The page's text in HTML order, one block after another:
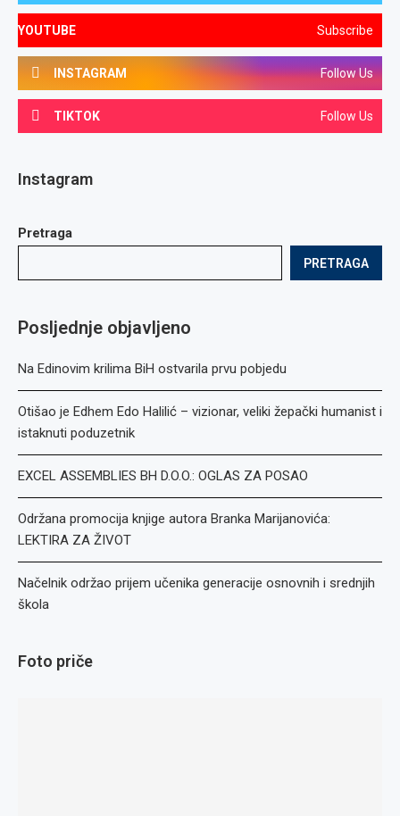
YOUTUBE Subscribe
INSTAGRAM Follow Us
TIKTOK Follow Us
Instagram
Pretraga
PRETRAGA
Posljednje objavljeno
Na Edinovim krilima BiH ostvarila prvu pobjedu
Otišao je Edhem Edo Halilić – vizionar, veliki žepački humanist i
istaknuti poduzetnik
EXCEL ASSEMBLIES BH D.O.O.: OGLAS ZA POSAO
Održana promocija knjige autora Branka Marijanovića:
LEKTIRA ZA ŽIVOT
Načelnik održao prijem učenika generacije osnovnih i srednjih
škola
Foto priče